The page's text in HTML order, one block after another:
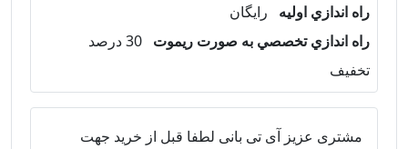
راه اندازي اوليه
رایگان
راه اندازي تخصصي به صورت ریموت
30 درصد
تخفیف
مشتری عزیز آی تی بانی لطفا قبل از خرید جهت